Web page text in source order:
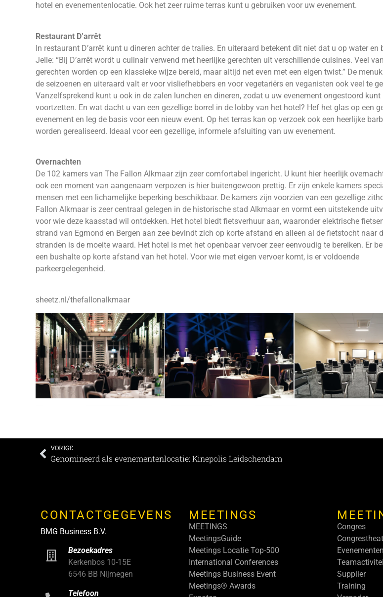
hotel en evenementenlocatie. Ook het zeer ruime terras kunt u gebruiken voor uw evenement.
Restaurant D’arrêt
In restaurant D’arrêt kunt u dineren achter de tralies. En uiteraard betekent dit niet dat u op water en
Jelle: “Bij D’arrêt wordt u culinair verwend met heerlijke gerechten uit verschillende cuisines. Veel
gerechten worden op een klassieke wijze bereid, maar altijd net even met een eigen twist.” De
de seizoenen en uiteraard valt er voor visliefhebbers en voor vegetariërs en veganisten ook veel te
Vanzelfsprekend kunt u ook in de zalen lunchen en dineren, zodat u uw evenement ongestoord kunt
voortzetten. En wat dacht u van een gezellige borrel in de lobby van het hotel? Hef het glas op een
evenement en leg de basis voor een nieuw event. Op het terras kan op verzoek ook een heerlijke
worden gerealiseerd. Ideaal voor een gezellige, informele afsluiting van uw evenement.
Overnachten
De 102 kamers van The Fallon Alkmaar zijn zeer comfortabel ingericht. U kunt hier heerlijk
ook een moment van aangenaam verpozen is hier buitengewoon prettig. Er zijn enkele kamers
mensen met een lichamelijke beperking beschikbaar. De kamers zijn voorzien van een gezellige
Fallon Alkmaar is zeer centraal gelegen in de historische stad Alkmaar en vormt een uitstekende
voor wie deze kaasstad wil ontdekken. Het hotel biedt fietsverhuur aan, waaronder elektrische
strand van Egmond en Bergen aan zee bevindt zich op korte afstand en alleen al de fietstocht naar
stranden is de moeite waard. Het hotel is met het openbaar vervoer zeer eenvoudig te bereiken. Er
een bushalte op korte afstand van het hotel. Voor wie met eigen vervoer komt, is er voldoende
parkeergelegenheid.
sheetz.nl/thefallonalkmaar
VORIGE
Genomineerd als evenementenlocatie: Kinepolis Leidschendam
CONTACTGEGEVENS
BMG Business B.V.
Bezoekadres
Kerkenbos 10-15E
6546 BB Nijmegen
Telefoon
MEETINGS
MEETINGS
MeetingsGuide
Meetings Locatie Top-500
International Conferences
Meetings Business Event
Meetings® Awards
Congres
Evenementen
Supplier
Training